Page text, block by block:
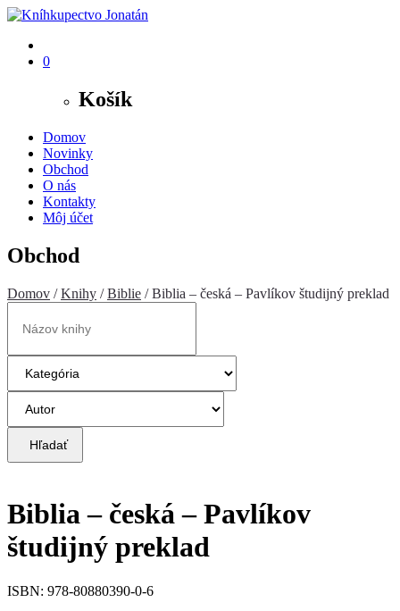
0
Košík
Domov
Novinky
Obchod
O nás
Kontakty
Môj účet
Obchod
Domov /Knihy /Biblie / Biblia – česká – Pavlíkov študijný preklad
Hľadať
Biblia – česká – Pavlíkov
študijný preklad
ISBN: 978-80880390-0-6